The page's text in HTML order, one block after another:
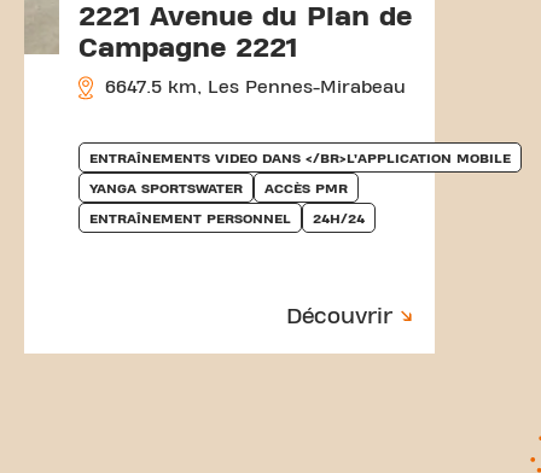
2221 Avenue du Plan de
Campagne 2221
6647.5 km, Les Pennes-Mirabeau
ENTRAÎNEMENTS VIDEO DANS </BR>L’APPLICATION MOBILE
YANGA SPORTSWATER ACCÈS PMR
ENTRAÎNEMENT PERSONNEL 24H/24
Découvrir